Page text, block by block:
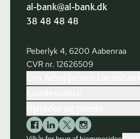
al-bank@al-bank.dk
38 48 48 48
Peberlyk 4, 6200 Aabenraa
CVR nr. 12626509